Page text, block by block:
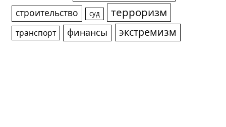
строительство суд терроризм
транспорт финансы экстремизм